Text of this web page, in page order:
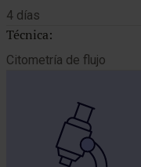
4 días
Técnica:
Citometría de flujo